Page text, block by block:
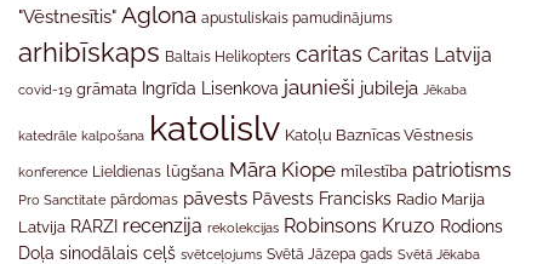
"Vēstnesītis" Aglona apustuliskais pamudinājums
arhibīskaps Baltais Helikopters caritas Caritas Latvija
covid-19 grāmata Ingrīda Lisenkova jaunieši jubileja Jēkaba
katedrāle kalpošana katolislv Katoļu Baznīcas Vēstnesis
konference Lieldienas lūgšana Māra Kiope mīlestība patriotisms
Pro Sanctitate pārdomas pāvests Pāvests Francisks Radio Marija
Latvija RARZI recenzija rekolekcijas Robinsons Kruzo Rodions
Doļa sinodālais ceļš svētceļojums Svētā Jāzepa gads Svētā Jēkaba